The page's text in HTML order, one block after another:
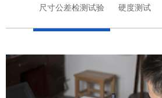
尺寸公差检测试验 硬度测试